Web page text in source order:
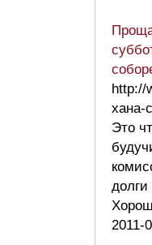
http://
хана-
Это
долги
2011-